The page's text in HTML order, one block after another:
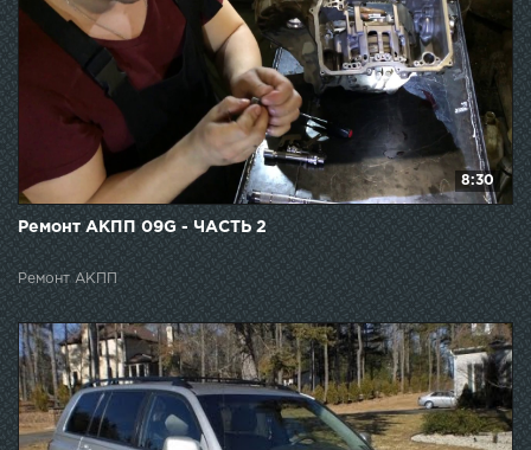
8:30
Ремонт АКПП 09G - ЧАСТЬ 2
Ремонт АКПП